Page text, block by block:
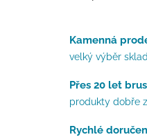
Kamenná
velký výběr
Přes 20 let
produkty dobře
Rychlé